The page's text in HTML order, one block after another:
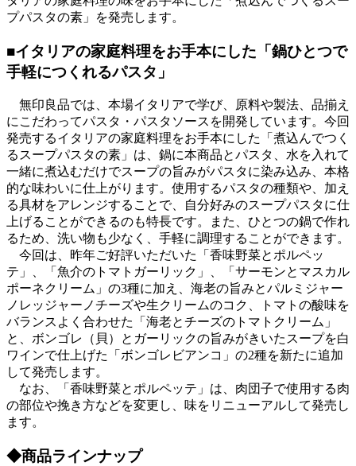
プパスタの素」を発売します。
■イタリアの家庭料理をお手本にした「鍋ひとつで
手軽につくれるパスタ」
無印良品では、本場イタリアで学び、原料や製法、品揃え
にこだわってパスタ・パスタソースを開発しています。今回
発売するイタリアの家庭料理をお手本にした「煮込んでつく
るスープパスタの素」は、鍋に本商品とパスタ、水を入れて
一緒に煮込むだけでスープの旨みがパスタに染み込み、本格
的な味わいに仕上がります。使用するパスタの種類や、加え
る具材をアレンジすることで、自分好みのスープパスタに仕
上げることができるのも特長です。また、ひとつの鍋で作れ
るため、洗い物も少なく、手軽に調理することができます。
今回は、昨年ご好評いただいた「香味野菜とポルペッ
テ」、「魚介のトマトガーリック」、「サーモンとマスカル
ポーネクリーム」の3種に加え、海老の旨みとパルミジャー
ノレッジャーノチーズや生クリームのコク、トマトの酸味を
バランスよく合わせた「海老とチーズのトマトクリーム」
と、ボンゴレ（貝）とガーリックの旨みがきいたスープを白
ワインで仕上げた「ボンゴレビアンコ」の2種を新たに追加
して発売します。
なお、「香味野菜とポルペッテ」は、肉団子で使用する肉
の部位や挽き方などを変更し、味をリニューアルして発売し
ます。
◆商品ラインナップ